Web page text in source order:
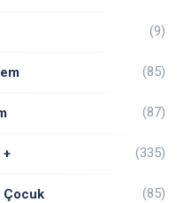
(9)
(85)
(87)
(335)
Çocuk (85)